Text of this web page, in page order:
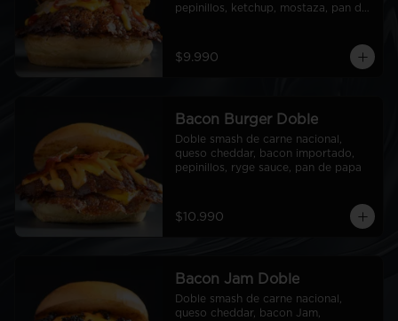
pepinillos, ketchup, mostaza, pan de
$9.990
Bacon Burger Doble
Doble smash de carne nacional,
queso cheddar, bacon importado,
pepinillos, ryge sauce, pan de papa
$10.990
Bacon Jam Doble
Doble smash de carne nacional,
queso cheddar, bacon Jam,